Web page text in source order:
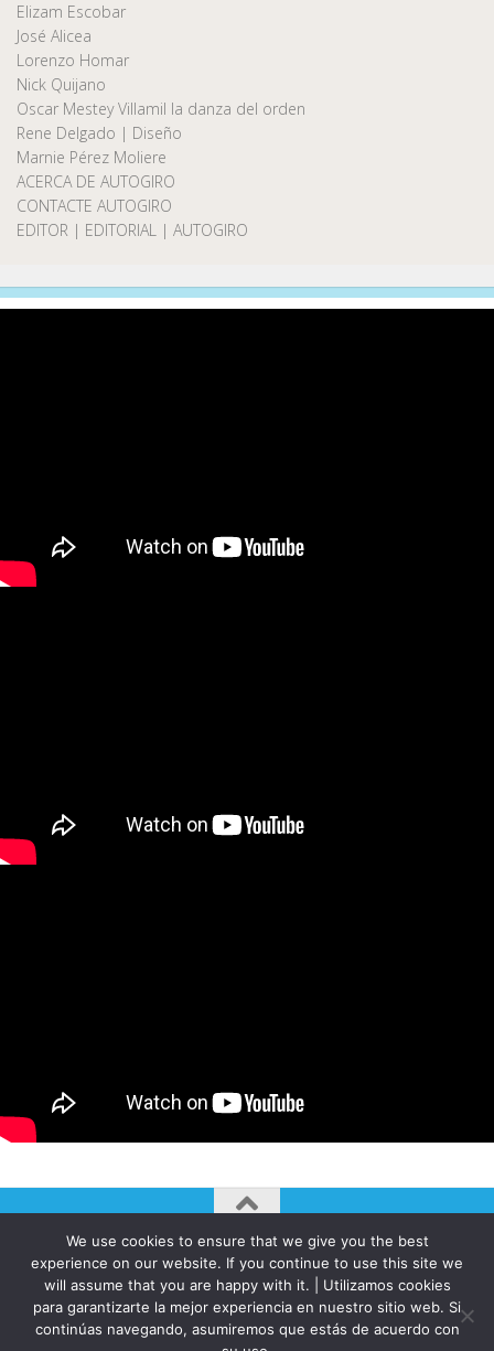
Elizam Escobar
José Alicea
Lorenzo Homar
Nick Quijano
Oscar Mestey Villamil la danza del orden
Rene Delgado | Diseño
Marnie Pérez Moliere
ACERCA DE AUTOGIRO
CONTACTE AUTOGIRO
EDITOR | EDITORIAL | AUTOGIRO
AUTOGIRO/el giro del arte actual © JAVIER MARTINEZ 2026. All
Rights Reserved.
Funciona con - Diseñado con elTema Hueman
We use cookies to ensure that we give you the best
experience on our website. If you continue to use this site we
will assume that you are happy with it. | Utilizamos cookies
para garantizarte la mejor experiencia en nuestro sitio web. Si
continúas navegando, asumiremos que estás de acuerdo con